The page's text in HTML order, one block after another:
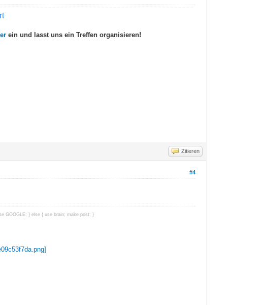
ein und lasst uns ein Treffen organisieren!
Zitieren
#4
GOOGLE; } else { use brain; make post; }